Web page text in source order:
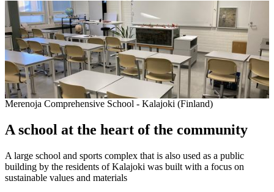
Merenoja Comprehensive School - Kalajoki (Finland)
A school at the heart of the community
A large school and sports complex that is also used as a public
building by the residents of Kalajoki was built with a focus on
sustainable values and materials